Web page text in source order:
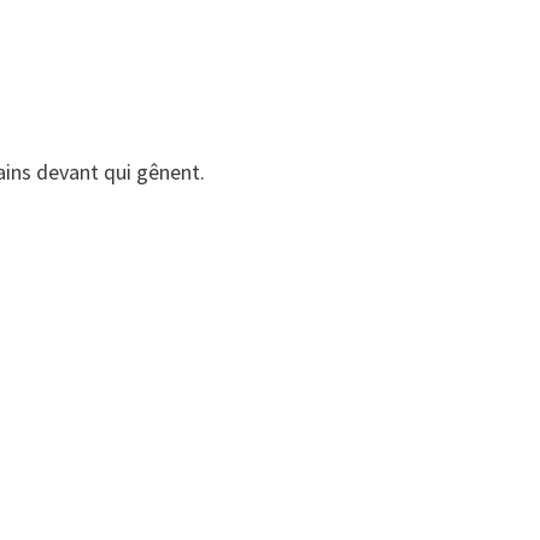
devant qui gênent.